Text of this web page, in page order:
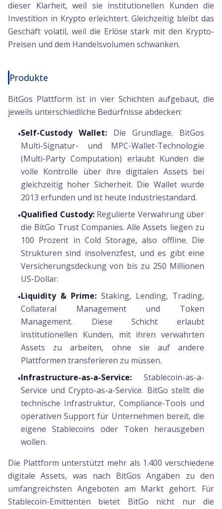
dieser Klarheit, weil sie institutionellen Kunden die
Investition in Krypto erleichtert. Gleichzeitig bleibt das
Geschäft volatil, weil die Erlöse stark mit den Krypto-
Preisen und dem Handelsvolumen schwanken.
Produkte
BitGos Plattform ist in vier Schichten aufgebaut, die
jeweils unterschiedliche Bedürfnisse abdecken:
•Self-Custody Wallet: Die Grundlage. BitGos
Multi-Signatur- und MPC-Wallet-Technologie
(Multi-Party Computation) erlaubt Kunden die
volle Kontrolle über ihre digitalen Assets bei
gleichzeitig hoher Sicherheit. Die Wallet wurde
2013 erfunden und ist heute Industriestandard.
•Qualified Custody:Regulierte Verwahrung über
die BitGo Trust Companies. Alle Assets liegen zu
100 Prozent in Cold Storage, also offline. Die
Strukturen sind insolvenzfest, und es gibt eine
Versicherungsdeckung von bis zu 250 Millionen
US-Dollar.
•Liquidity & Prime: Staking, Lending, Trading,
Collateral Management und Token
Management. Diese Schicht erlaubt
institutionellen Kunden, mit ihren verwahrten
Assets zu arbeiten, ohne sie auf andere
Plattformen transferieren zu müssen.
•Infrastructure-as-a-Service: Stablecoin-as-a-
Service und Crypto-as-a-Service. BitGo stellt die
technische Infrastruktur, Compliance-Tools und
operativen Support für Unternehmen bereit, die
eigene Stablecoins oder Token herausgeben
wollen.
Die Plattform unterstützt mehr als 1.400 verschiedene
digitale Assets, was nach BitGos Angaben zu den
umfangreichsten Angeboten am Markt gehört. Für
Stablecoin-Emittenten bietet BitGo nicht nur die